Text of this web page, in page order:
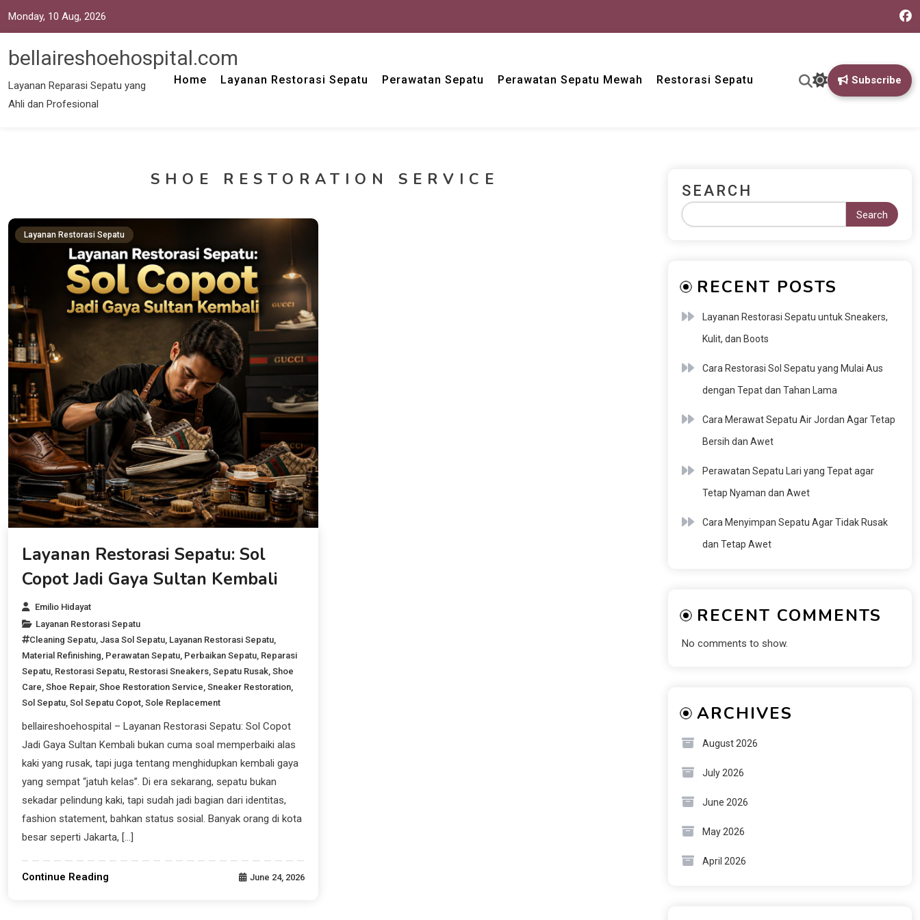
Monday, 10 Aug, 2026
bellaireshoehospital.com
Layanan Reparasi Sepatu yang
Ahli dan Profesional
Home Layanan Restorasi Sepatu Perawatan Sepatu Perawatan Sepatu Mewah Restorasi Sepatu Subscribe
SHOE RESTORATION SERVICE
Layanan Restorasi Sepatu
Layanan Restorasi Sepatu: Sol
Copot Jadi Gaya Sultan Kembali
Emilio Hidayat
Layanan Restorasi Sepatu
Cleaning Sepatu,Jasa Sol Sepatu, Layanan Restorasi Sepatu,
Material Refinishing, Perawatan Sepatu, Perbaikan Sepatu, Reparasi
Sepatu, Restorasi Sepatu, Restorasi Sneakers,Sepatu Rusak,Shoe
Care,Shoe Repair,Shoe Restoration Service,Sneaker Restoration,
Sol Sepatu,Sol Sepatu Copot,Sole Replacement
bellaireshoehospital – Layanan Restorasi Sepatu: Sol Copot
Jadi Gaya Sultan Kembali bukan cuma soal memperbaiki alas
kaki yang rusak, tapi juga tentang menghidupkan kembali gaya
yang sempat “jatuh kelas”. Di era sekarang, sepatu bukan
sekadar pelindung kaki, tapi sudah jadi bagian dari identitas,
fashion statement, bahkan status sosial. Banyak orang di kota
besar seperti Jakarta, […]
Continue Reading June 24, 2026
SEARCH
Search
RECENT POSTS
Layanan Restorasi Sepatu untuk Sneakers,
Kulit, dan Boots
Cara Restorasi Sol Sepatu yang Mulai Aus
dengan Tepat dan Tahan Lama
Cara Merawat Sepatu Air Jordan Agar Tetap
Bersih dan Awet
Perawatan Sepatu Lari yang Tepat agar
Tetap Nyaman dan Awet
Cara Menyimpan Sepatu Agar Tidak Rusak
dan Tetap Awet
RECENT COMMENTS
No comments to show.
ARCHIVES
August 2026
July 2026
June 2026
May 2026
April 2026